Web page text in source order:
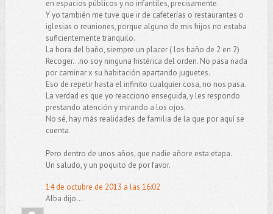
en espacios públicos y no infantiles, precisamente.
Y yo también me tuve que ir de cafeterías o restaurantes o
iglesias o reuniones, porque alguno de mis hijos no estaba
suficientemente tranquilo.
La hora del baño, siempre un placer ( los baño de 2 en 2)
Recoger...no soy ninguna histérica del orden. No pasa nada
por caminar x su habitación apartando juguetes.
Eso de repetir hasta el infinito cualquier cosa, no nos pasa.
La verdad es que yo reacciono enseguida, y les respondo
prestando atención y mirando a los ojos.
No sé, hay más realidades de familia de la que por aquí se
cuenta.
Pero dentro de unos años, que nadie añore esta etapa.
Un saludo, y un poquito de por favor.
14 de octubre de 2013 a las 16:02
Alba dijo...